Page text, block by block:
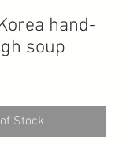
hand-
soup
Stock